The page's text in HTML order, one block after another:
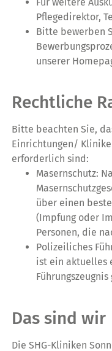
Pflegedirektor,
Bitte bewerben
unserer
Rechtliche
Bitte beachten Sie,
Einrichtungen/
erforderlich sind:
Masernschutz:
über einen
(Impfung oder
Personen, die
Polizeiliches
ist ein aktuelles
Das sind wir
Die SHG-Kliniken